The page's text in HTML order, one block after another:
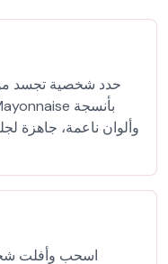
حدد شخصية تجسد
وألوان ناعمة، جاهزة
اسحب وأفلت